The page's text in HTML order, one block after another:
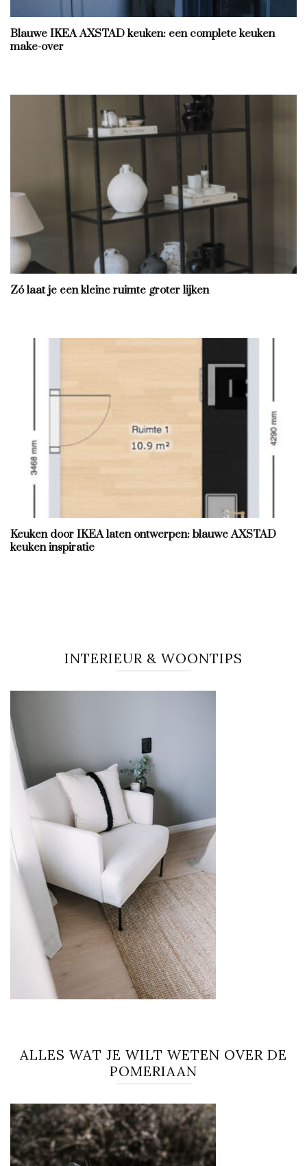
Blauwe IKEA AXSTAD keuken: een complete keuken
make-over
Zó laat je een kleine ruimte groter lijken
Keuken door IKEA laten ontwerpen: blauwe AXSTAD
keuken inspiratie
INTERIEUR & WOONTIPS
ALLES WAT JE WILT WETEN OVER DE
POMERIAAN